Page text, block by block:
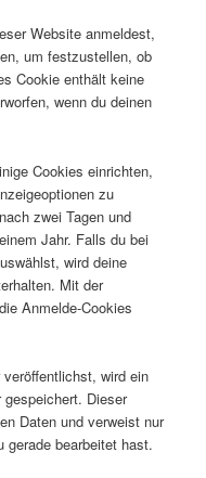
Website anmeldest,
um festzustellen, ob
Cookie enthält keine
wenn du deinen
Cookies einrichten,
zu
zwei Tagen und
Jahr. Falls du bei
wird deine
Mit der
Anmelde-Cookies
wird ein
Dieser
Daten und verweist nur
bearbeitet hast.